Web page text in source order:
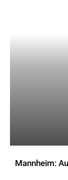
Mannheim: